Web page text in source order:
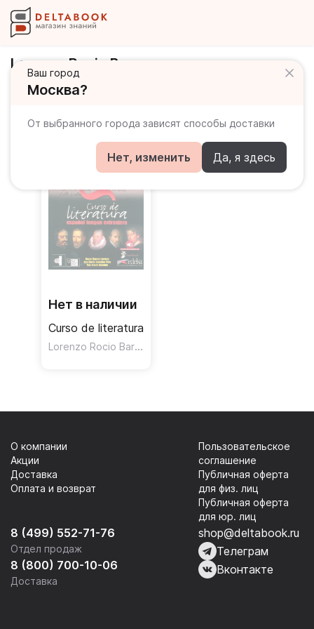
Ваш город
Москва?
От выбранного города зависят способы доставки
Нет, изменить Да, я здесь
Lorenzo Rocio Barros
Книги автора
Нет в наличии
Curso de literatura
Lorenzo Rocio Barros
8 (499) 552-71-76
Отдел продаж
8 (800) 700-10-06
Доставка
О компании
Акции
Доставка
Оплата и возврат
Пользовательское
соглашение
Публичная оферта
для физ. лиц
Публичная оферта
для юр. лиц
shop@deltabook.ru
Телеграм
Вконтакте